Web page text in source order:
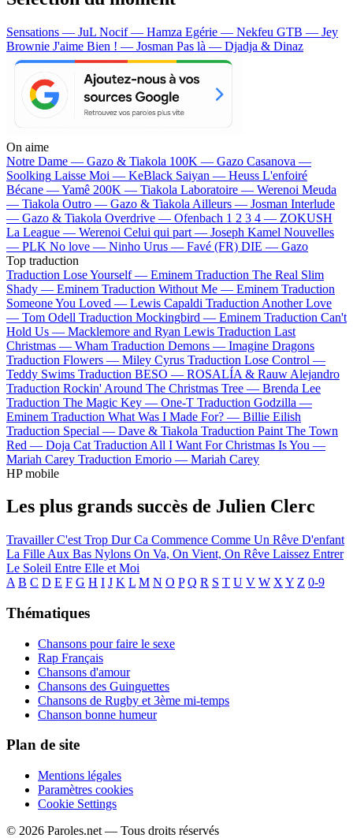
Sensations — JuL Nocif — Hamza Egérie — Nekfeu GTB — Jey
Brownie J'aime Bien ! — Josman Pas là — Djadja & Dinaz
On aime
Notre Dame — Gazo & Tiakola 100K — Gazo Casanova —
Soolking Laisse Moi — KeBlack Saiyan — Heuss L'enfoiré
Bécane —Yamê 200K — Tiakola Laboratoire — Werenoi Meuda
— Tiakola Outro — Gazo & Tiakola Ailleurs — Josman Interlude
— Gazo & Tiakola Overdrive — Ofenbach 1 2 3 4 — ZOKUSH
La League — Werenoi Celui qui part — Joseph Kamel Nouvelles
— PLK No love — Ninho Urus — Favé (FR) DIE — Gazo
Top traduction
Traduction Lose Yourself — Eminem Traduction The Real Slim
Shady — Eminem Traduction Without Me — Eminem Traduction
Someone You Loved — Lewis Capaldi Traduction Another Love
— Tom Odell Traduction Mockingbird — Eminem Traduction Can't
Hold Us — Macklemore and Ryan Lewis Traduction Last
Christmas — Wham Traduction Demons — Imagine Dragons
Traduction Flowers — Miley Cyrus Traduction Lose Control —
Teddy Swims Traduction BESO — ROSALÍA & Rauw Alejandro
Traduction Rockin' Around The Christmas Tree — Brenda Lee
Traduction The Magic Key — One-T Traduction Godzilla —
Eminem Traduction What Was I Made For? — Billie Eilish
Traduction Special — Dave & Tiakola Traduction Paint The Town
Red — Doja Cat Traduction All I Want For Christmas Is You —
Mariah Carey Traduction Emorio — Mariah Carey
HP mobile
Les plus grands succès de Julien Clerc
Travailler C'est Trop DurCa Commence Comme Un Rêve D'enfant
La Fille Aux Bas Nylons On Va, On Vient, On Rêve Laissez Entrer
Le Soleil Entre Elle et Moi
A B C D E F G H I J K L M N O P Q R S T U V W X Y Z 0-9
Thématiques
Chansons pour faire le sexe
Rap Français
Chansons d'amour
Chansons des Guinguettes
Chansons de Rugby et 3ème mi-temps
Chanson bonne humeur
Plan de site
Mentions légales
Paramètres cookies
Cookie Settings
© 2026 Paroles.net — Tous droits réservés